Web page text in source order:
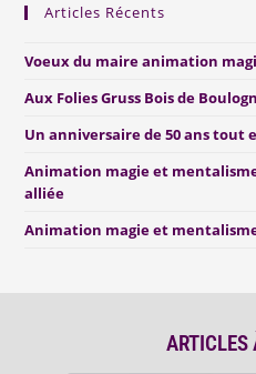
Articles Récents
Voeux du maire animation
Aux Folies Gruss Bois de
Un anniversaire de 50 ans tout
Animation magie et
alliée
Animation magie et
ARTICLES